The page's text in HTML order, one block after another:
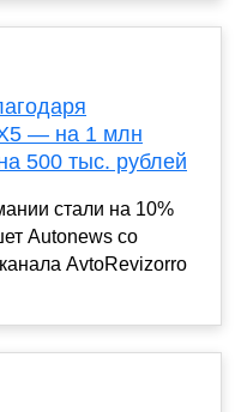
— на 1 млн
500 тыс. рублей
стали на 10%
Autonews со
AvtoRevizorro